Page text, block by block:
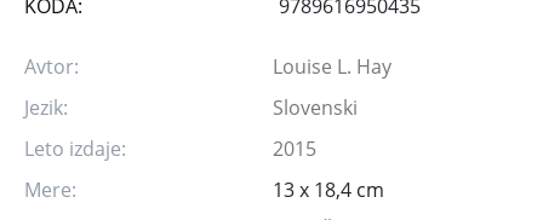
KODA: 9789616950435
Avtor:
Louise L. Hay
Jezik:
Slovenski
Leto izdaje:
2015
Mere:
13 x 18,4 cm